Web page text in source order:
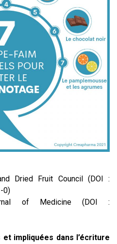
Dried Fruit Council (DOI :
0)
of Medicine (DOI :
impliquées dans l’écriture